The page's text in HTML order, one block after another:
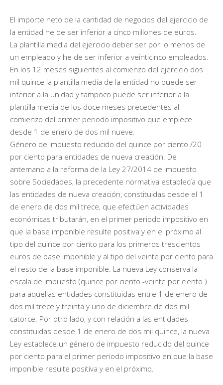
El importe neto de la cantidad de negocios del ejercicio de
la entidad he de ser inferior a cinco millones de euros.
La plantilla media del ejercicio deber ser por lo menos de
un empleado y he de ser inferior a veinticinco empleados.
En los 12 meses siguientes al comienzo del ejercicio dos
mil quince la plantilla media de la entidad no puede ser
inferior a la unidad y tampoco puede ser inferior a la
plantilla media de los doce meses precedentes al
comienzo del primer periodo impositivo que empiece
desde 1 de enero de dos mil nueve.
Género de impuesto reducido del quince por ciento /20
por ciento para entidades de nueva creación. De
antemano a la reforma de la Ley 27/2014 de Impuesto
sobre Sociedades, la precedente normativa establecía que
las entidades de nueva creación, constituidas desde el 1
de enero de dos mil trece, que efectúen actividades
económicas tributarán, en el primer periodo impositivo en
que la base imponible resulte positiva y en el próximo al
tipo del quince por ciento para los primeros trescientos
euros de base imponible y al tipo del veinte por ciento para
el resto de la base imponible. La nueva Ley conserva la
escala de impuesto (quince por ciento -veinte por ciento )
para aquellas entidades constituidas entre 1 de enero de
dos mil trece y treinta y uno de diciembre de dos mil
catorce. Por otro lado, y con relación a las entidades
constituidas desde 1 de enero de dos mil quince, la nueva
Ley establece un género de impuesto reducido del quince
por ciento para el primer periodo impositivo en que la base
imponible resulte positiva y en el próximo.